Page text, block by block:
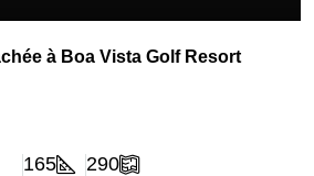
à Boa Vista Golf Resort
165 290